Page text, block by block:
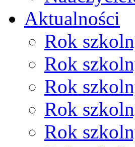
Aktualności
Rok
Rok
Rok
Rok
Rok